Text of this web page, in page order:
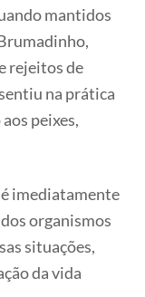
mantidos
rejeitos de
na prática
peixes,
imediatamente
organismos
situações,
da vida